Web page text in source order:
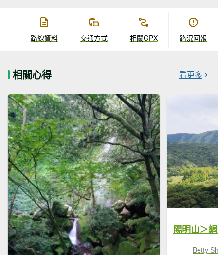
路線資料 交通方式 相關GPX 路況回報
相關心得 看更多
Betty